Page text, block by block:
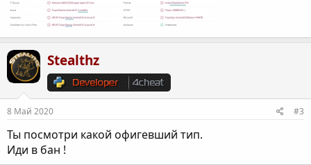
Stealthz
8 Май 2020 #3
Ты посмотри какой офигевший тип.
Иди в бан !